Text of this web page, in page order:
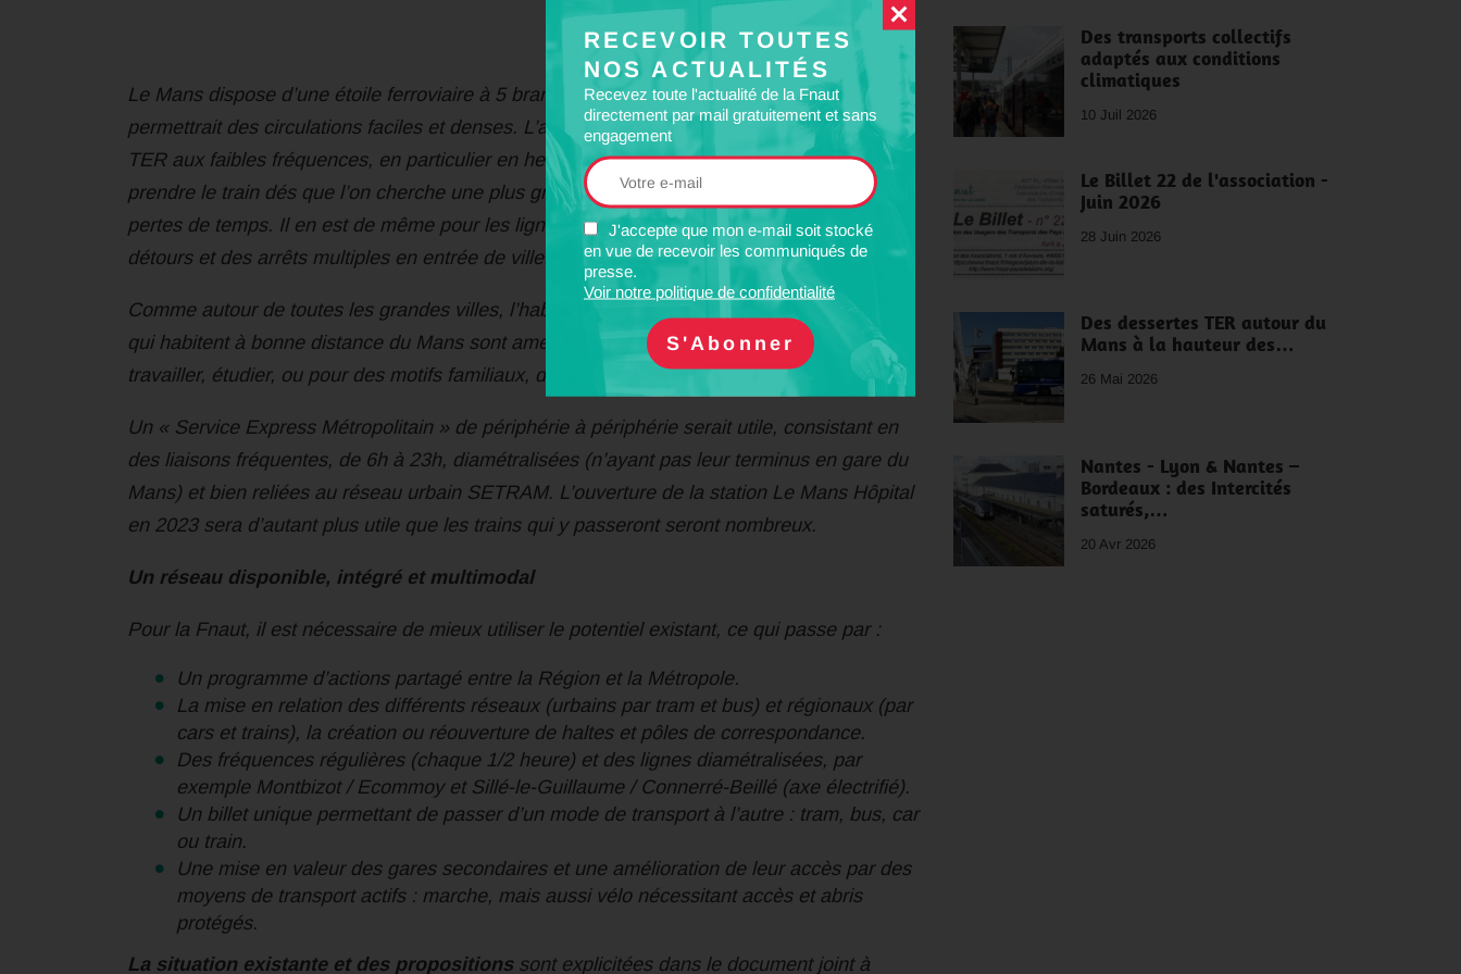
RECEVOIR TOUTES
NOS ACTUALITÉS
Recevez toute l'actualité de la Fnaut
directement par mail gratuitement et sans
engagement
J'accepte que mon e-mail soit stocké
en vue de recevoir les communiqués de
presse.
Voir notre politique de confidentialité
Le Mans dispose d’une étoile ferroviaire à 5 branches, toutes à 2 voies de circulation, qui
permettrait des circulations faciles et denses. L’agglomération est desservie par des lignes
TER aux faibles fréquences, en particulier en heure creuse ou le soir, qui n’incitent pas à
prendre le train dés que l’on cherche une plus grande souplesse horaire ou à limiter les
pertes de temps. Il en est de même pour les lignes routières, souvent lentes du fait des
détours et des arrêts multiples en entrée de ville.
Comme autour de toutes les grandes villes, l’habitat s’est développé. Beaucoup de ceux
qui habitent à bonne distance du Mans sont amenés à s’y rendre fréquemment pour y
travailler, étudier, ou pour des motifs familiaux, des soins ou des services.
Un « Service Express Métropolitain » de périphérie à périphérie serait utile, consistant en
des liaisons fréquentes, de 6h à 23h, diamétralisées (n’ayant pas leur terminus en gare du
Mans) et bien reliées au réseau urbain SETRAM. L’ouverture de la station Le Mans Hôpital
en 2023 sera d’autant plus utile que les trains qui y passeront seront nombreux.
Un réseau disponible, intégré et multimodal
Pour la Fnaut, il est nécessaire de mieux utiliser le potentiel existant, ce qui passe par :
Un programme d’actions partagé entre la Région et la Métropole.
La mise en relation des différents réseaux (urbains par tram et bus) et régionaux (par
cars et trains), la création ou réouverture de haltes et pôles de correspondance.
Des fréquences régulières (chaque 1/2 heure) et des lignes diamétralisées, par
exemple Montbizot / Ecommoy et Sillé-le-Guillaume / Connerré-Beillé (axe électrifié).
Un billet unique permettant de passer d’un mode de transport à l’autre : tram, bus, car
ou train.
Une mise en valeur des gares secondaires et une amélioration de leur accès par des
moyens de transport actifs : marche, mais aussi vélo nécessitant accès et abris
protégés.
La situation existante et des propositionssont explicitées dans le document joint à
Des transports collectifs
adaptés aux conditions
climatiques
10 Juil 2026
Le Billet 22 de l'association -
Juin 2026
28 Juin 2026
Des dessertes TER autour du
Mans à la hauteur des…
26 Mai 2026
Nantes - Lyon & Nantes –
Bordeaux : des Intercités
saturés,…
20 Avr 2026